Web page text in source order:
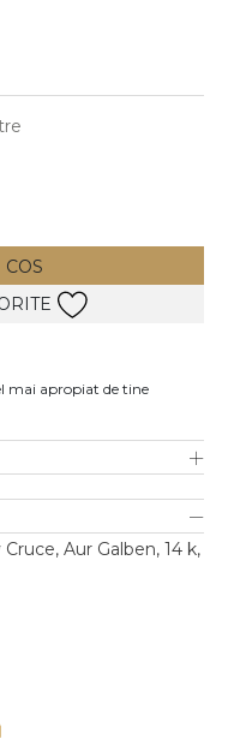
mai apropiat de tine
Aur Galben, 14 k,